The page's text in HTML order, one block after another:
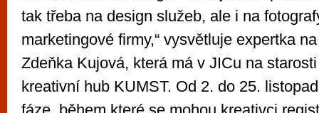
tak třeba na design služeb, ale i na
marketingové firmy,“ vysvětluje expertka
Zdeňka Kujová, která má v JICu na
kreativní hub KUMST. Od 2. do 25.